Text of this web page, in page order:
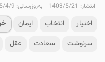
انتشار: 1403/5/21 به‌روزرسانی: 1405/4/9
اختیار انتخاب ایمان
سرنوشت
سعادت عقل